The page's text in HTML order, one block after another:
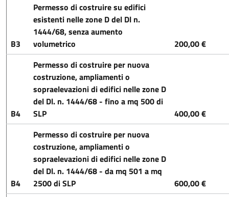
B3
Permesso di costruire su edifici
esistenti nelle zone D del Dl n.
1444/68, senza aumento
volumetrico
200,00 €
B4
Permesso di costruire per nuova
costruzione, ampliamenti o
sopraelevazioni di edifici nelle zone D
del Dl. n. 1444/68 - fino a mq 500 di
SLP
400,00 €
B4
Permesso di costruire per nuova
costruzione, ampliamenti o
sopraelevazioni di edifici nelle zone D
del Dl. n. 1444/68 - da mq 501 a mq
2500 di SLP
600,00 €